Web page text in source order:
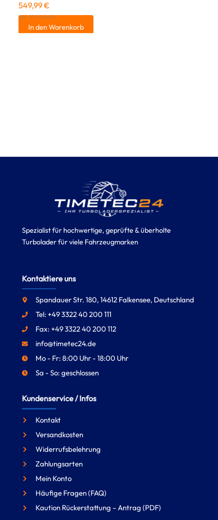
549,99€
inkl. 19 % MwSt.
In den Warenkorb
Spezialist für hochwertige, geprüfte & überholte
Turbolader für viele Fahrzeugmarken
Kontaktiere uns
Spandauer Str. 180, 14612 Falkensee, Deutschland
Tel: +49 3322 40 200 111
Fax: +49 3322 40 200 112
info@timetec24.de
Mo - Fr: 8:00 Uhr - 18:00 Uhr
Sa - So: geschlossen
Kundenservice / Infos
Kontakt
Versandkosten
Widerrufsbelehrung
Zahlungsarten
Mein Konto
Häufige Fragen (FAQ)
Kaution Rückerstattung – Antrag (PDF)